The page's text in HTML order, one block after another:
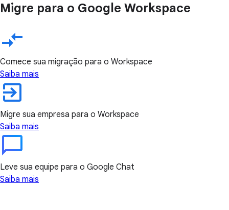
Migre para o Google Workspace
Comece sua migração para o Workspace
Saiba mais
Migre sua empresa para o Workspace
Saiba mais
Leve sua equipe para o Google Chat
Saiba mais